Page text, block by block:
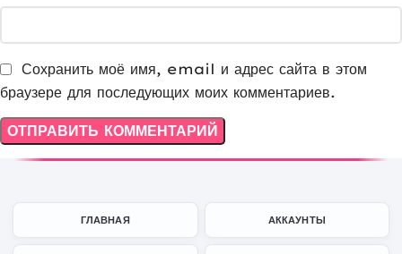
Сохранить моё имя, email и адрес сайта в этом
браузере для последующих моих комментариев.
ГЛАВНАЯ АККАУНТЫ